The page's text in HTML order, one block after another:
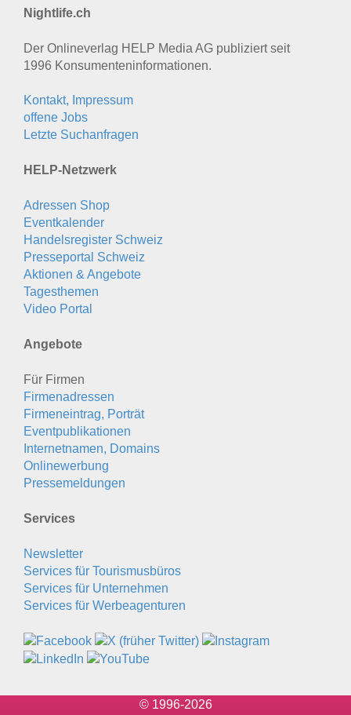
Nightlife.ch
Der Onlineverlag HELP Media AG publiziert seit
1996 Konsumenten­informationen.
Kontakt, Impressum
offene Jobs
Letzte Suchanfragen
HELP-Netzwerk
Adressen Shop
Eventkalender
Handelsregister Schweiz
Presseportal Schweiz
Aktionen & Angebote
Tagesthemen
Video Portal
Angebote
Für Firmen
Firmenadressen
Firmeneintrag, Porträt
Eventpublikationen
Internetnamen, Domains
Onlinewerbung
Pressemeldungen
Services
Newsletter
Services für Tourismusbüros
Services für Unternehmen
Services für Werbeagenturen
© 1996-2026